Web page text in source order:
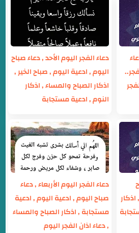
دعاء الفجر اليوم الأحد , دعاء صباح
اليوم , ادعية اليوم , صباح الخير ,
اذكار الصباح والمساء , اذكار
النوم , ادعية مستجابة
اذكار
دعاء الفجر اليوم الأربعاء , دعاء
صباح اليوم , ادعية اليوم , ادعية
مستجابة , اذكار الصباح والمساء
, دعاء اذان الفجر اليوم